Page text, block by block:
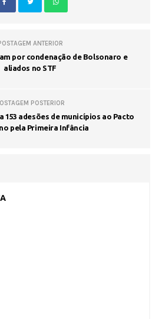
ANTERIOR
por condenação de Bolsonaro e
aliados no STF
POSTERIOR
153 adesões de municípios ao Pacto
pela Primeira Infância